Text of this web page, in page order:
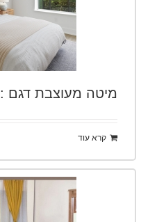
מיטה מעוצבת דגם : ROME
קרא עוד